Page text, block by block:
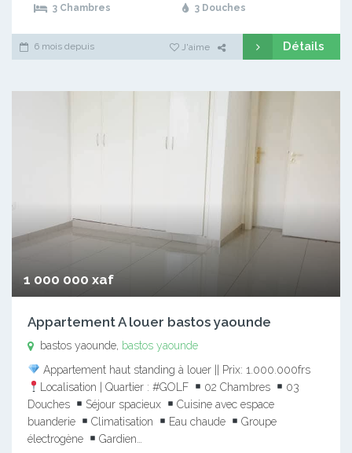
3 Chambres 3 Douches
6 mois depuis J'aime Détails
1 000 000 xaf
Appartement A louer bastos yaounde
bastos yaounde, bastos yaounde
Appartement haut standing à louer || Prix: 1.000.000frs
Localisation | Quartier : #GOLF
02 Chambres
03
Douches
Séjour spacieux
Cuisine avec espace
buanderie
Climatisation Eau chaude
Groupe
électrogène
Gardien…